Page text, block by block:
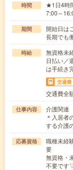
時間
★1日4時
7:00～
期間
開始日は
長期でも
時給
無資格未
日払い／
は手続き
交通費
交通費全
仕事内容
介護関連
＊入居者
する介護
応募資格
職種未経
要
無資格・
不要です